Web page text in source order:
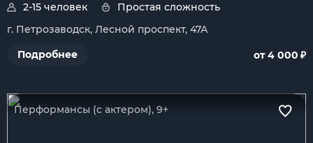
2-15 человек
Простая сложность
г. Петрозаводск, Лесной проспект, 47А
Подробнее
от 4 000 ₽
Перформансы (с актером), 9+